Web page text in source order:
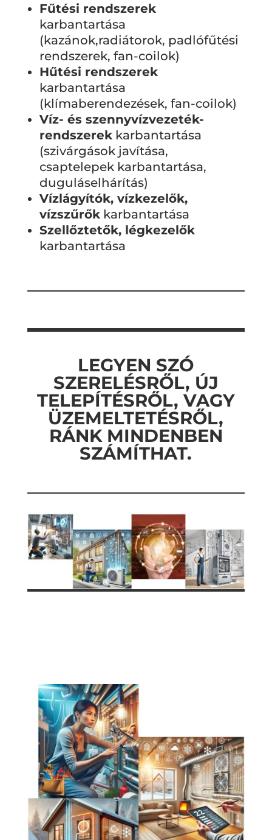
Fűtési rendszerek
karbantartása
(kazánok,radiátorok, padlófűtési
rendszerek, fan-coilok)
Hűtési rendszerek
karbantartása
(klímaberendezések, fan-coilok)
Víz- és szennyvízvezeték-
rendszerekkarbantartása
(szivárgások javítása,
csaptelepek karbantartása,
duguláselhárítás)
Vízlágyítók, vízkezelők,
vízszűrőkkarbantartása
Szellőztetők, légkezelők
karbantartása
LEGYEN SZÓ
SZERELÉSRŐL, ÚJ
TELEPÍTÉSRŐL, VAGY
ÜZEMELTETÉSRŐL,
RÁNK MINDENBEN
SZÁMÍTHAT.